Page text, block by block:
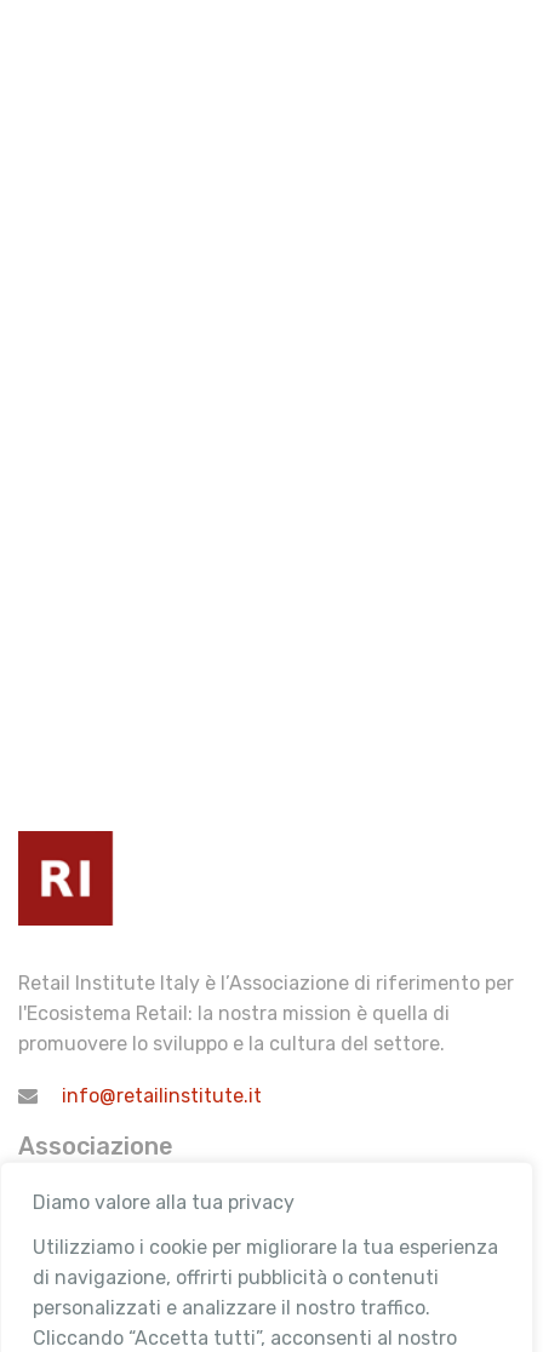
Diamo valore alla tua privacy
Utilizziamo i cookie per migliorare la tua esperienza
di navigazione, offrirti pubblicità o contenuti
personalizzati e analizzare il nostro traffico.
Cliccando “Accetta tutti”, acconsenti al nostro
Retail Institute Italy è l’Associazione di riferimento per
l'Ecosistema Retail: la nostra mission è quella di
promuovere lo sviluppo e la cultura del settore.
info@retailinstitute.it
Associazione
Chi siamo
Attività
Contatti
Area Riservata